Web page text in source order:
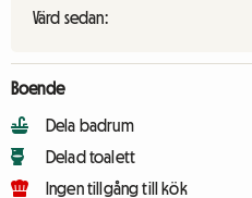
Värd sedan:
Boende
Dela badrum
Delad toalett
Ingen tillgång till kök